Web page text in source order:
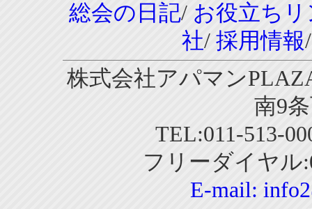
総会の日記/ お役立ち
社/ 採用情報
株式会社アパマン
南9
TEL:011-513-
フリーダイヤル
E-mail: